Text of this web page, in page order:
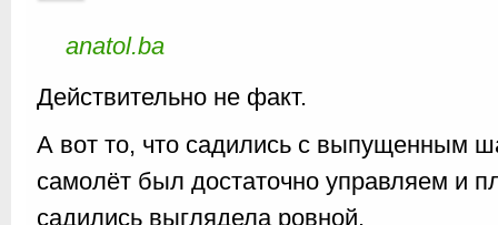
anatol.ba
Действительно не факт.
А вот то, что садились с выпущенным
самолёт был достаточно управляем и
садились выглядела ровной.